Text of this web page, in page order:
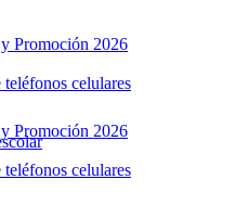
Promoción 2026
celulares
Promoción 2026
celulares